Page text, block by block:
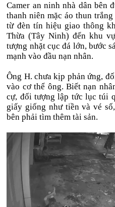
Camer an ninh nhà dân bên
thanh niên mặc áo thun
từ đèn tín hiệu giao thông
Thừa (Tây Ninh) đến khu
tượng nhặt cục đá lớn, bước
mạnh vào đầu nạn nhân.
Ông H. chưa kịp phản ứng,
vào cơ thể ông. Biết nạn
cự, đối tượng lập tức lục túi
giấy giống như tiền và vé
bên phải tìm thêm tài sản.